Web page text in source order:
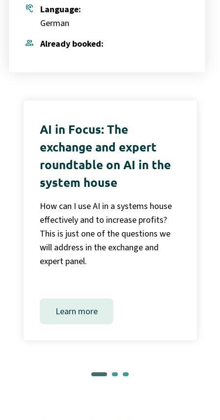
hearing
Language:
German
group Already booked:
AI in Focus: The
exchange and expert
roundtable on AI in the
system house
How can I use AI in a systems house
effectively and to increase profits?
This is just one of the questions we
will address in the exchange and
expert panel.
Learn more